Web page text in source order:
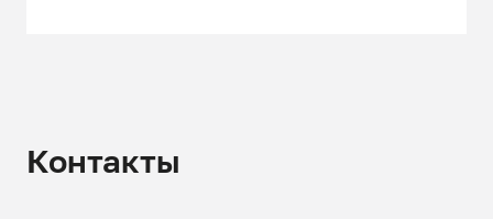
Контакты